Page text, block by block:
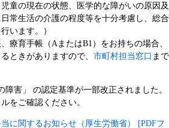
童の現在の状態、医学的な障がいの原因及
常生活の介護の程度等を十分考慮し、総合
います。）
療育手帳（AまたはB1）をお持ちの場合、
ときがありますので、 市町村担当窓口 まで
害」 の認定基準が一部改正されました。
をご確認ください。
に関するお知らせ（厚生労働省） [PDFフ